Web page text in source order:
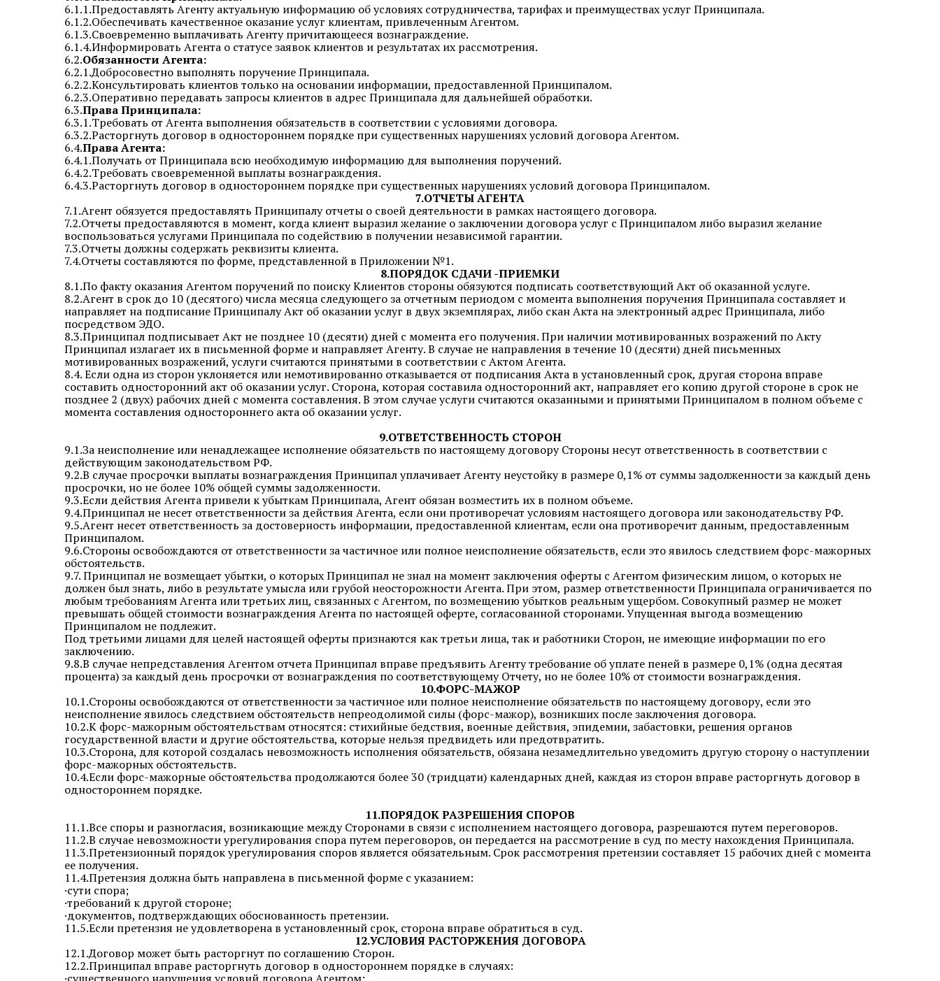
6.1.1.Предоставлять Агенту актуальную информацию об условиях сотрудничества, тарифах и преимуществах услуг Принципала.
6.1.2.Обеспечивать качественное оказание услуг клиентам, привлеченным Агентом.
6.1.3.Своевременно выплачивать Агенту причитающееся вознаграждение.
6.1.4.Информировать Агента о статусе заявок клиентов и результатах их рассмотрения.
6.2.Обязанности Агента:
6.2.1.Добросовестно выполнять поручение Принципала.
6.2.2.Консультировать клиентов только на основании информации, предоставленной Принципалом.
6.2.3.Оперативно передавать запросы клиентов в адрес Принципала для дальнейшей обработки.
6.3.Права Принципала:
6.3.1.Требовать от Агента выполнения обязательств в соответствии с условиями договора.
6.3.2.Расторгнуть договор в одностороннем порядке при существенных нарушениях условий договора Агентом.
6.4.Права Агента:
6.4.1.Получать от Принципала всю необходимую информацию для выполнения поручений.
6.4.2.Требовать своевременной выплаты вознаграждения.
6.4.3.Расторгнуть договор в одностороннем порядке при существенных нарушениях условий договора Принципалом.
7.ОТЧЕТЫ АГЕНТА
7.1.Агент обязуется предоставлять Принципалу отчеты о своей деятельности в рамках настоящего договора.
7.2.Отчеты предоставляются в момент, когда клиент выразил желание о заключении договора услуг с Принципалом либо выразил желание
воспользоваться услугами Принципала по содействию в получении независимой гарантии.
7.3.Отчеты должны содержать реквизиты клиента.
7.4.Отчеты составляются по форме, представленной в Приложении №1.
8.ПОРЯДОК СДАЧИ -ПРИЕМКИ
8.1.По факту оказания Агентом поручений по поиску Клиентов стороны обязуются подписать соответствующий Акт об оказанной услуге.
8.2.Агент в срок до 10 (десятого) числа месяца следующего за отчетным периодом с момента выполнения поручения Принципала составляет и
направляет на подписание Принципалу Акт об оказании услуг в двух экземплярах, либо скан Акта на электронный адрес Принципала, либо
посредством ЭДО.
8.3.Принципал подписывает Акт не позднее 10 (десяти) дней с момента его получения. При наличии мотивированных возражений по Акту
Принципал излагает их в письменной форме и направляет Агенту. В случае не направления в течение 10 (десяти) дней письменных
мотивированных возражений, услуги считаются принятыми в соответствии с Актом Агента.
8.4. Если одна из сторон уклоняется или немотивированно отказывается от подписания Акта в установленный срок, другая сторона вправе
составить односторонний акт об оказании услуг. Сторона, которая составила односторонний акт, направляет его копию другой стороне в срок не
позднее 2 (двух) рабочих дней с момента составления. В этом случае услуги считаются оказанными и принятыми Принципалом в полном объеме с
момента составления одностороннего акта об оказании услуг.
9.ОТВЕТСТВЕННОСТЬ СТОРОН
9.1.За неисполнение или ненадлежащее исполнение обязательств по настоящему договору Стороны несут ответственность в соответствии с
действующим законодательством РФ.
9.2.В случае просрочки выплаты вознаграждения Принципал уплачивает Агенту неустойку в размере 0,1% от суммы задолженности за каждый день
просрочки, но не более 10% общей суммы задолженности.
9.3.Если действия Агента привели к убыткам Принципала, Агент обязан возместить их в полном объеме.
9.4.Принципал не несет ответственности за действия Агента, если они противоречат условиям настоящего договора или законодательству РФ.
9.5.Агент несет ответственность за достоверность информации, предоставленной клиентам, если она противоречит данным, предоставленным
Принципалом.
9.6.Стороны освобождаются от ответственности за частичное или полное неисполнение обязательств, если это явилось следствием форс-мажорных
обстоятельств.
9.7. Принципал не возмещает убытки, о которых Принципал не знал на момент заключения оферты с Агентом физическим лицом, о которых не
должен был знать, либо в результате умысла или грубой неосторожности Агента. При этом, размер ответственности Принципала ограничивается по
любым требованиям Агента или третьих лиц, связанных с Агентом, по возмещению убытков реальным ущербом. Совокупный размер не может
превышать общей стоимости вознаграждения Агента по настоящей оферте, согласованной сторонами. Упущенная выгода возмещению
Принципалом не подлежит.
Под третьими лицами для целей настоящей оферты признаются как третьи лица, так и работники Сторон, не имеющие информации по его
заключению.
9.8.В случае непредставления Агентом отчета Принципал вправе предъявить Агенту требование об уплате пеней в размере 0,1% (одна десятая
процента) за каждый день просрочки от вознаграждения по соответствующему Отчету, но не более 10% от стоимости вознаграждения.
10.ФОРС-МАЖОР
10.1.Стороны освобождаются от ответственности за частичное или полное неисполнение обязательств по настоящему договору, если это
неисполнение явилось следствием обстоятельств непреодолимой силы (форс-мажор), возникших после заключения договора.
10.2.К форс-мажорным обстоятельствам относятся: стихийные бедствия, военные действия, эпидемии, забастовки, решения органов
государственной власти и другие обстоятельства, которые нельзя предвидеть или предотвратить.
10.3.Сторона, для которой создалась невозможность исполнения обязательств, обязана незамедлительно уведомить другую сторону о наступлении
форс-мажорных обстоятельств.
10.4.Если форс-мажорные обстоятельства продолжаются более 30 (тридцати) календарных дней, каждая из сторон вправе расторгнуть договор в
одностороннем порядке.
11.ПОРЯДОК РАЗРЕШЕНИЯ СПОРОВ
11.1.Все споры и разногласия, возникающие между Сторонами в связи с исполнением настоящего договора, разрешаются путем переговоров.
11.2.В случае невозможности урегулирования спора путем переговоров, он передается на рассмотрение в суд по месту нахождения Принципала.
11.3.Претензионный порядок урегулирования споров является обязательным. Срок рассмотрения претензии составляет 15 рабочих дней с момента
ее получения.
11.4.Претензия должна быть направлена в письменной форме с указанием:
·сути спора;
·требований к другой стороне;
·документов, подтверждающих обоснованность претензии.
11.5.Если претензия не удовлетворена в установленный срок, сторона вправе обратиться в суд.
12.УСЛОВИЯ РАСТОРЖЕНИЯ ДОГОВОРА
12.1.Договор может быть расторгнут по соглашению Сторон.
12.2.Принципал вправе расторгнуть договор в одностороннем порядке в случаях: